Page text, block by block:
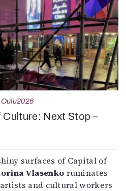
Oulu2026
Next Stop –
surfaces of Capital of
Vlasenko ruminates
and cultural workers